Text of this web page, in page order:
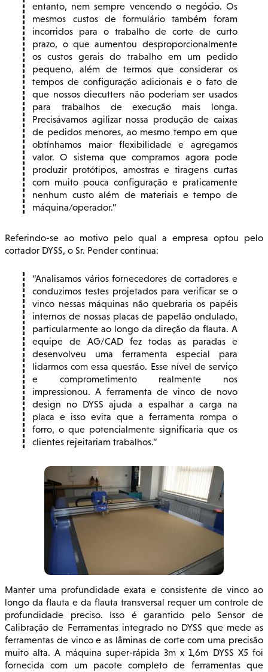
entanto, nem sempre vencendo o negócio. Os
mesmos custos de formulário também foram
incorridos para o trabalho de corte de curto
prazo, o que aumentou desproporcionalmente
os custos gerais do trabalho em um pedido
pequeno, além de termos que considerar os
tempos de configuração adicionais e o fato de
que nossos diecutters não poderiam ser usados
para trabalhos de execução mais longa.
Precisávamos agilizar nossa produção de caixas
de pedidos menores, ao mesmo tempo em que
obtínhamos maior flexibilidade e agregamos
valor. O sistema que compramos agora pode
produzir protótipos, amostras e tiragens curtas
com muito pouca configuração e praticamente
nenhum custo além de materiais e tempo de
máquina/operador.
Referindo-se ao motivo pelo qual a empresa optou pelo
cortador DYSS, o Sr. Pender continua:
Analisamos vários fornecedores de cortadores e
conduzimos testes projetados para verificar se o
vinco nessas máquinas não quebraria os papéis
internos de nossas placas de papelão ondulado,
particularmente ao longo da direção da flauta. A
equipe de AG/CAD fez todas as paradas e
desenvolveu uma ferramenta especial para
lidarmos com essa questão. Esse nível de serviço
e comprometimento realmente nos
impressionou. A ferramenta de vinco de novo
design no DYSS ajuda a espalhar a carga na
placa e isso evita que a ferramenta rompa o
forro, o que potencialmente significaria que os
clientes rejeitariam trabalhos.
Manter uma profundidade exata e consistente de vinco ao
longo da flauta e da flauta transversal requer um controle de
profundidade preciso. Isso é garantido pelo Sensor de
Calibração de Ferramentas integrado no DYSS que mede as
ferramentas de vinco e as lâminas de corte com uma precisão
muito alta. A máquina super-rápida 3m x 1,6m DYSS X5 foi
fornecida com um pacote completo de ferramentas que